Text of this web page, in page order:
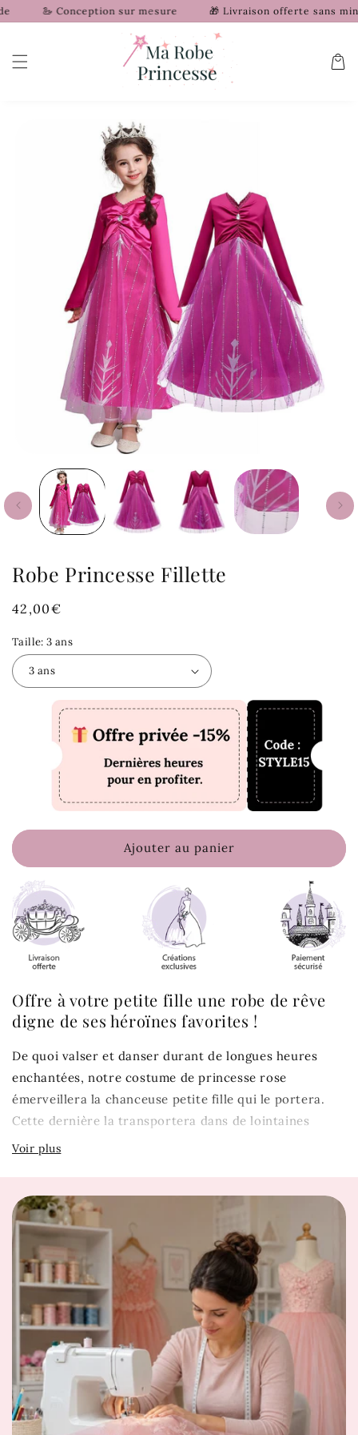
passer
🦢 Conception sur mesure 🎁 Livraison offerte sans
Panier
Robe Princesse Fillette
Prix
42,00€
Taille:3 ans
Ajouter au panier
Offre à votre petite fille une robe de rêve
digne de ses héroïnes favorites !
De quoi valser et danser durant de longues heures
enchantées, notre costume de princesse rose
émerveillera la chanceuse petite fille qui le portera.
Cette dernière la transportera dans de lointaines
contrées féeriques pour vivre de fabuleuses histoires
Description
Robe de couleur rose
Matière : coton et polyester
Robe longue
Jupe volumineuse
Déguisement enfant de 3 à 10 ans
Pour un anniversaire, un cadeau ou encore pour le
plaisir de s'amuser dans un déguisement unique, cette
robe est le vêtement parfait !
Notre conseil taille